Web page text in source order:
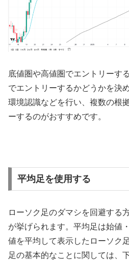
底値圏や高値圏でエントリーす
でエントリーするかどうかを決
環境認識などを行い、複数の根
ーするのがおすすめです。
平均足を使用する
ローソク足のダマシを回避する
が挙げられます。平均足は始値
値を平均して表示したローソク
足の基本的なことに関しては、